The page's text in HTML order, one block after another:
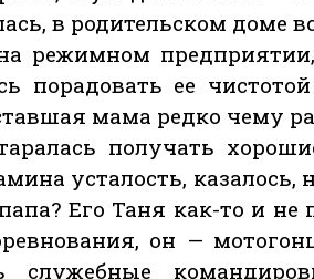
в родительском доме
режимном
порадовать ее
мама редко чему
получать
усталость, казалось,
Его Таня как-то и
он —
служебные